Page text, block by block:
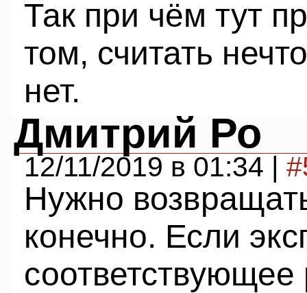
Так при чём тут
том, считать
нет.
Дмитрий Ро
12/11/2019 в 01:34 |
Нужно
конечно. Если